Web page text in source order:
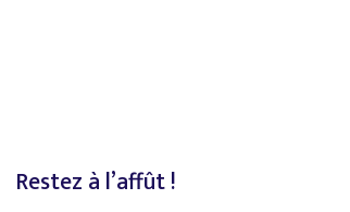
Restez à l’affût !